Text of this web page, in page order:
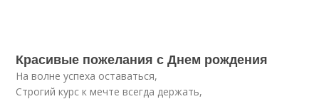
Красивые пожелания с Днем рождения
На волне успеха оставаться,
Строгий курс к мечте всегда держать,